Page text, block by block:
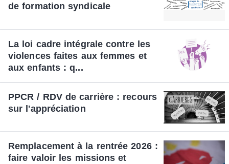
de formation syndicale
La loi cadre intégrale contre les
violences faites aux femmes et
aux enfants : q...
PPCR / RDV de carrière : recours
sur l'appréciation
Remplacement à la rentrée 2026 :
faire valoir les missions et